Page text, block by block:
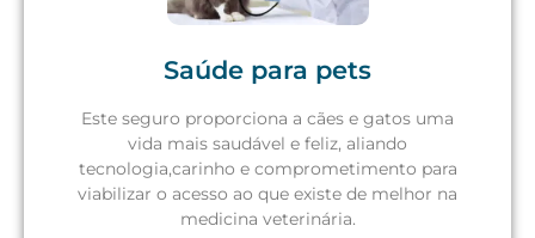
Solicite um orçamento
Saúde para pets
Este seguro proporciona a cães e gatos uma
vida mais saudável e feliz, aliando
tecnologia,carinho e comprometimento para
viabilizar o acesso ao que existe de melhor na
medicina veterinária.